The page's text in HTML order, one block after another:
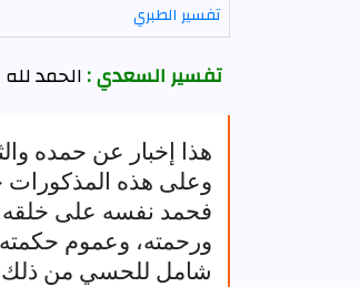
تفسير الطبري
تفسير السعدي :الحمد
هذا إخبار عن حمده
وعلى هذه
فحمد نفسه على خلقه
ورحمته، وعموم
شامل للحسي من ذلك،